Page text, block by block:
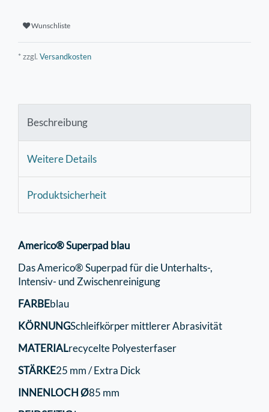
Wunschliste
* zzgl. Versandkosten
Beschreibung
Weitere Details
Produktsicherheit
Americo® Superpad blau
Das Americo® Superpad für die Unterhalts-,
Intensiv- und Zwischenreinigung
FARBEblau
KÖRNUNGSchleifkörper mittlerer Abrasivität
MATERIALrecycelte Polyesterfaser
STÄRKE25 mm / Extra Dick
INNENLOCH Ø85 mm